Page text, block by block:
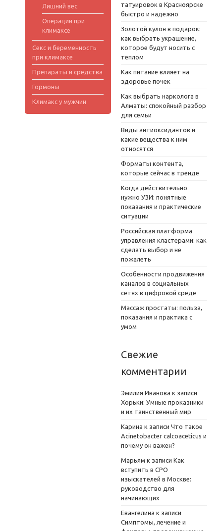
Лишний вес
Операции при
климаксе
Секс и беременность
при климаксе
Препараты и средства
Гормоны
Климакс у мужчин
татуировок в Красноярске
быстро и надежно
Золотой кулон в подарок:
как выбрать украшение,
которое будут носить с
теплом
Как питание влияет на
здоровье почек
Как выбрать нарколога в
Алматы: спокойный разбор
для семьи
Виды антиоксидантов и
какие вещества к ним
относятся
Форматы контента,
которые сейчас в тренде
Когда действительно
нужно УЗИ: понятные
показания и практические
ситуации
Российская платформа
управления кластерами: как
сделать выбор и не
пожалеть
Особенности продвижения
каналов в социальных
сетях в цифровой среде
Массаж простаты: польза,
показания и практика с
умом
Свежие
комментарии
Эмилия Иванова к записи
Хорьки: Умные проказники
и их таинственный мир
Карина к записи Что такое
Acinetobacter calcoaceticus и
почему он важен?
Марьям к записи Как
вступить в СРО
изыскателей в Москве:
руководство для
начинающих
Евангелина к записи
Симптомы, лечение и